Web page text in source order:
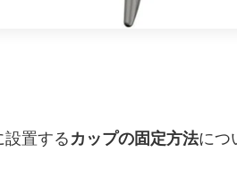
置するカップの固定方法につ